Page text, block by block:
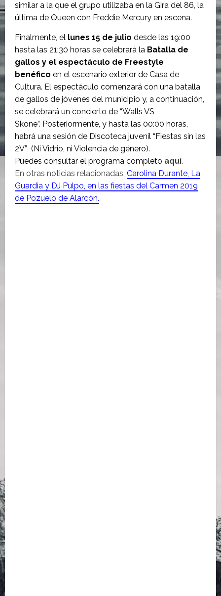
similar a la que el grupo utilizaba en la Gira del 86, la
última de Queen con Freddie Mercury en escena.
Finalmente, el lunes 15 de julio desde las 19:00
hasta las 21:30 horas se celebrará la Batalla de
gallos y el espectáculo de Freestyle
benéfico en el escenario exterior de Casa de
Cultura. El espectáculo comenzará con una batalla
de gallos de jóvenes del municipio y, a continuación,
se celebrará un concierto de “Walls VS
Skone”. Posteriormente, y hasta las 00:00 horas,
habrá una sesión de Discoteca juvenil “Fiestas sin las
2V” (Ni Vidrio, ni Violencia de género).
Puedes consultar el programa completo aquí.
En otras noticias relacionadas, Carolina Durante, La
Guardia y DJ Pulpo, en las fiestas del Carmen 2019
de Pozuelo de Alarcón.